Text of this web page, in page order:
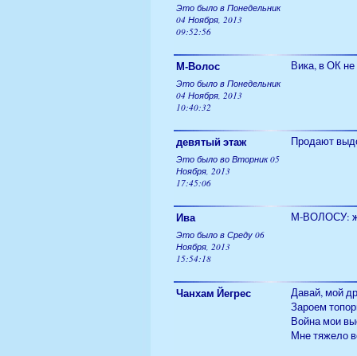
Это было в Понедельник
04 Ноября, 2013
09:52:56
М-Волос Вика, в ОК
Это было в Понедельник
04 Ноября, 2013
10:40:32
девятый этаж Продают
Это было во Вторник 05
Ноября, 2013
17:45:06
Ива М-ВОЛОСУ:
Это было в Среду 06
Ноября, 2013
15:54:18
Чанхам Йегрес
Давай, мой
Зароем
Война мои
Мне тяжело